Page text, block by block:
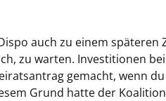
auch zu einem späteren
zu warten. Investitionen
gemacht, wenn
Grund hatte der